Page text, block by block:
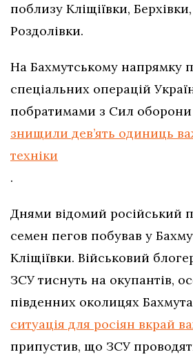
поблизу Кліщіївки,
Роздолівки.
На Бахмутському напрямку
спеціальних операцій
побратимами з Сил оборони
знищили дев’ять одиниць
техніки
.
Днями відомий російський
семен пегов побував у
Кліщіївки. Військовий
ЗСУ тиснуть на окупантів,
південних околицях
ситуація для росіян вкрай
припустив, що ЗСУ